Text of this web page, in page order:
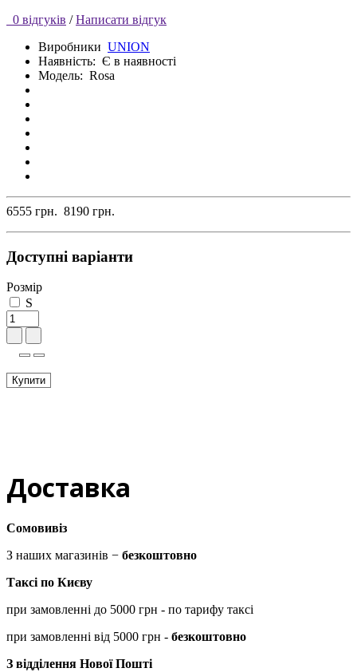
0 відгуків / Написати відгук
Виробники UNION
Наявність: Є в наявності
Модель: Rosa
6555 грн. 8190 грн.
Доступні варіанти
Розмір
S
Купити
Доставка
Сомовивіз
З наших магазинів − безкоштовно
Таксі по Києву
при замовленні до 5000 грн - по тарифу таксі
при замовленні від 5000 грн - безкоштовно
З відділення Нової Пошті